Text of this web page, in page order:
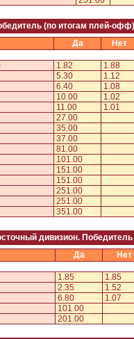
(по итогам плей-офф)
Да
Нет
1.82
1.88
5.30
1.12
6.40
1.08
10.00
1.02
11.00
1.01
27.00
35.00
37.00
81.00
101.00
151.00
151.00
251.00
251.00
351.00
дивизион. Победитель
Да
Нет
1.85
1.85
2.35
1.52
6.80
1.07
101.00
201.00